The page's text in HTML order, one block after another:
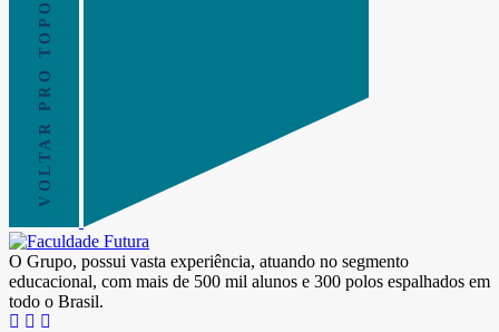
VOLTAR PRO TOPO
O Grupo, possui vasta experiência, atuando no segmento
educacional, com mais de 500 mil alunos e 300 polos espalhados em
todo o Brasil.